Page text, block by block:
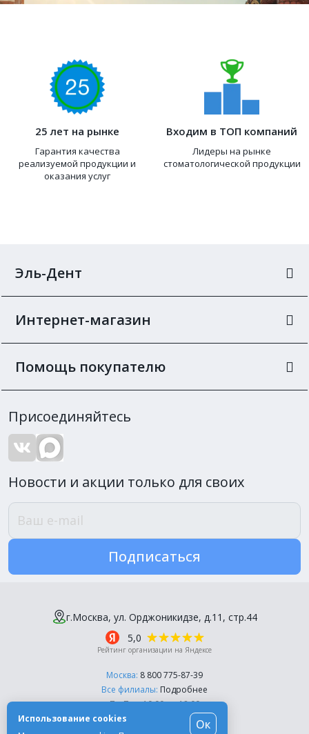
25 лет на рынке
Гарантия качества
реализуемой продукции и
оказания услуг
Входим в ТОП компаний
Лидеры на рынке
стоматологической продукции
Эль-Дент
Интернет-магазин
Помощь покупателю
Присоединяйтесь
Новости и акции только для своих
Подписаться
© Компания «Эль-Дент», 2003-2026
г.Москва, ул. Орджоникидзе, д.11, стр.44
5,0
Рейтинг организации на Яндексе
Москва: 8 800 775-87-39
Все филиалы: Подробнее
Пн-Пт, с 10:00 до 18:00
Использование cookies
Ок